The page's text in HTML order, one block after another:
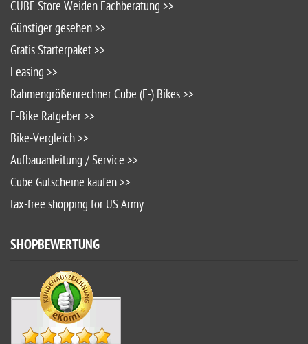
CUBE Store Weiden Fachberatung >>
Günstiger gesehen >>
Gratis Starterpaket >>
Leasing >>
Rahmengrößenrechner Cube (E-) Bikes >>
E-Bike Ratgeber >>
Bike-Vergleich >>
Aufbauanleitung / Service >>
Cube Gutscheine kaufen >>
tax-free shopping for US Army
SHOPBEWERTUNG